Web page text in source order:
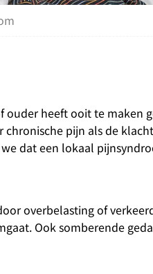
ouder heeft ooit te
chronische pijn als de
dat een lokaal
overbelasting of
Ook somberende